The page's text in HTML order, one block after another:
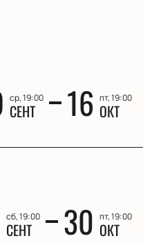
ср, 19:00
СЕНТ 16 пт, 19:00
ОКТ
сб, 19:00
СЕНТ 30 пт, 19:00
ОКТ